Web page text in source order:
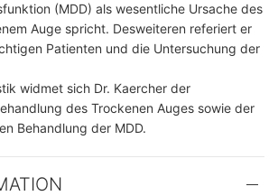
(MDD) als wesentliche Ursache des
Auge spricht. Desweiteren referiert er
Patienten und die Untersuchung der
widmet sich Dr. Kaercher der
des Trockenen Auges sowie der
Behandlung der MDD.